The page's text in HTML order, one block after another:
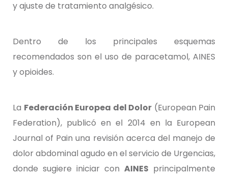
y ajuste de tratamiento analgésico.
Dentro de los principales esquemas
recomendados son el uso de paracetamol, AINES
y opioides.
La Federación Europea del Dolor (European Pain
Federation), publicó en el 2014 en la European
Journal of Pain una revisión acerca del manejo de
dolor abdominal agudo en el servicio de Urgencias,
donde sugiere iniciar con AINES principalmente